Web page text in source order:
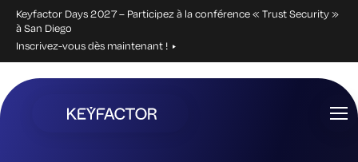
Keyfactor Days 2027 – Participez à la conférence « Trust Security »
à San Diego
Inscrivez-vous dès maintenant !
directement